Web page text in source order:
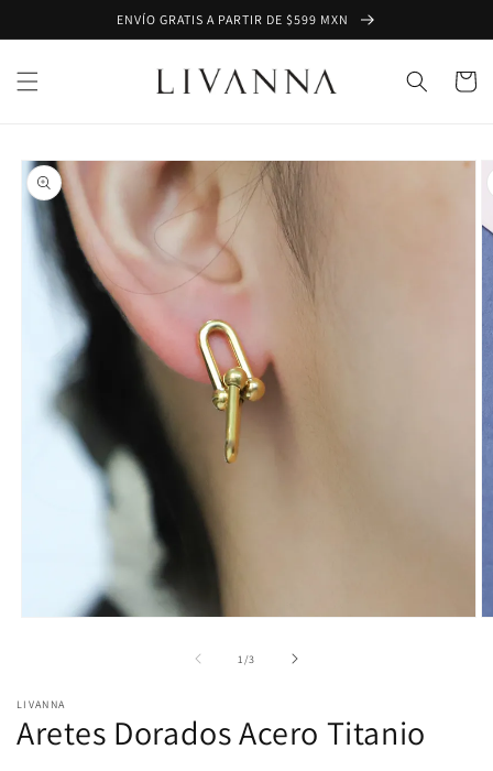
directamente
al contenido
ENVÍO GRATIS A PARTIR DE $599 MXN
Carrito
directamente
a la
información
del producto
una
ventana
modal
1 /de
3
LIVANNA
Aretes Dorados Acero Titanio